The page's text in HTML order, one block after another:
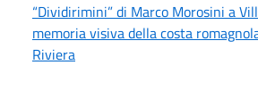
“Dividirimini” di Marco Morosini a
memoria visiva della costa
Riviera